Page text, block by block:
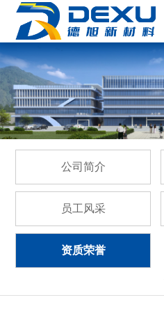
公司简介
员工风采
资质荣誉